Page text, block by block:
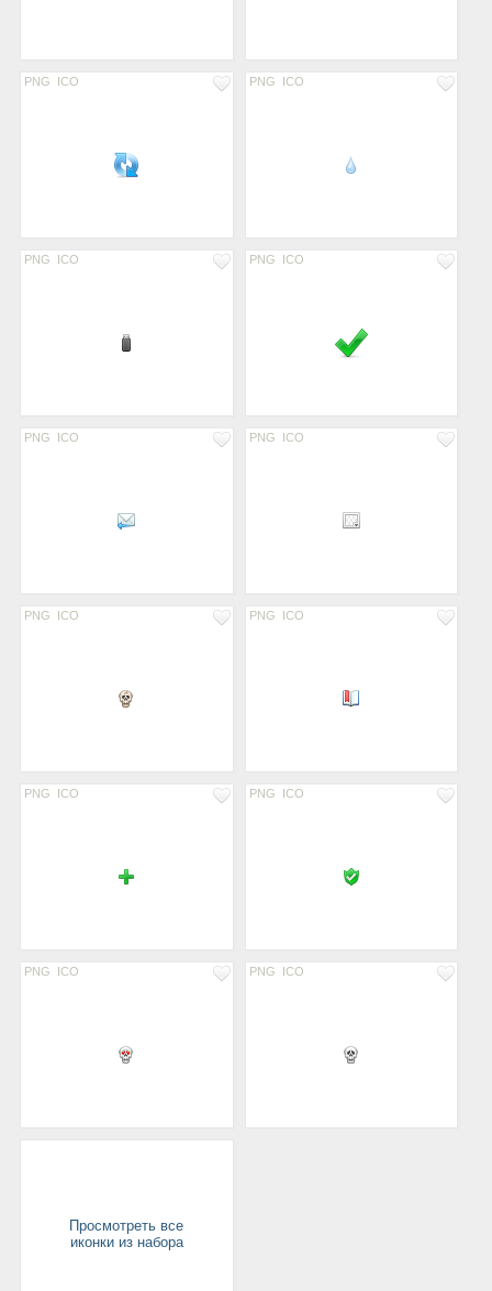
PNG ICO PNG ICO
PNG ICO PNG ICO
PNG ICO PNG ICO
PNG ICO PNG ICO
PNG ICO PNG ICO
PNG ICO PNG ICO
Просмотреть все
иконки из набора